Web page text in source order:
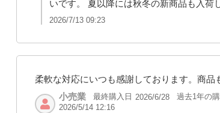
いです。 夏以降には秋冬の新商品も入荷
2026/7/13 09:23
柔軟な対応にいつも感謝しております。商品
小売業
最終購入日 2026/6/28 過去1年の
2026/5/14 12:16